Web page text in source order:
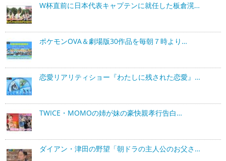
W杯直前に日本代表キャプテンに就任した板倉滉…
ポケモンOVA＆劇場版30作品を毎朝７時より…
恋愛リアリティショー『わたしに残された恋愛』…
TWICE・MOMOの姉が妹の豪快親孝行告白…
ダイアン・津田の野望「朝ドラの主人公のお父さ…